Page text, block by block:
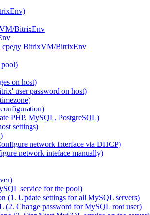
BitrixEnv
среду BitrixVM/BitrixEnv
pool)
on host)
user password on host)
PHP, MySQL, PostgreSQL)
settings)
network interface via DHCP)
network inteface manually)
service for the pool)
(1. Update settings for all MySQL servers)
(2. Change password for MySQL root user)